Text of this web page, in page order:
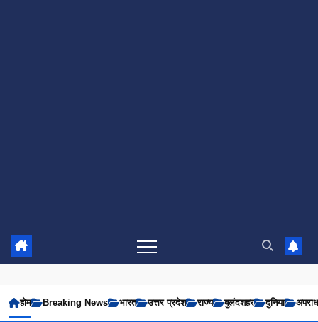
होम Breaking News भारत उत्तर प्रदेश राज्य बुलंदशहर दुनिया अपराध